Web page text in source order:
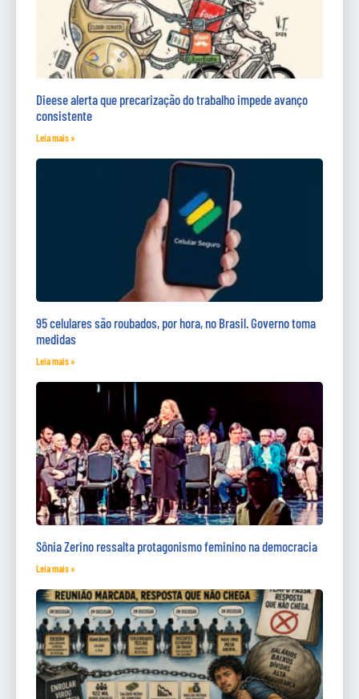
Dieese alerta que precarização do trabalho impede avanço
consistente
Leia mais »
95 celulares são roubados, por hora, no Brasil. Governo toma
medidas
Leia mais »
Sônia Zerino ressalta protagonismo feminino na democracia
Leia mais »